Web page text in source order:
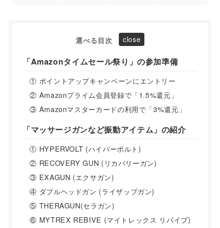
選べる目次
「Amazonタイムセール祭り」の参加準備
① ポイントアップキャンペーンにエントリー
② Amazonプライム会員登録で「1.5%還元」
③ Amazonマスターカードの利用で「3%還元」
「マッサージガンなど振動アイテム」の紹介
① HYPERVOLT (ハイパーボルト)
② RECOVERY GUN (リカバリーガン)
③ EXAGUN (エクサガン)
④ ダブルヘッドガン (ライザップガン)
⑤ THERAGUN(セラガン)
⑥ MYTREX REBIVE (マイトレックス リバイブ)